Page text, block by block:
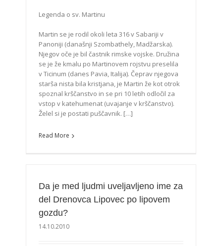
Legenda o sv. Martinu
Martin se je rodil okoli leta 316 v Sabariji v
Panoniji (današnji Szombathely, Madžarska).
Njegov oče je bil častnik rimske vojske. Družina
se je že kmalu po Martinovem rojstvu preselila
v Ticinum (danes Pavia, Italija). Čeprav njegova
starša nista bila kristjana, je Martin že kot otrok
spoznal krščanstvo in se pri 10 letih odločil za
vstop v katehumenat (uvajanje v krščanstvo).
Želel si je postati puščavnik. […]
Read More
Da je med ljudmi uveljavljeno ime za
del Drenovca Lipovec po lipovem
gozdu?
14.10.2010